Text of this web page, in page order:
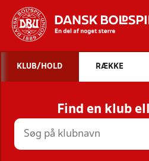
STILLINGER,
HOLD
KLUB/HOLD RÆKKE
Find en klub